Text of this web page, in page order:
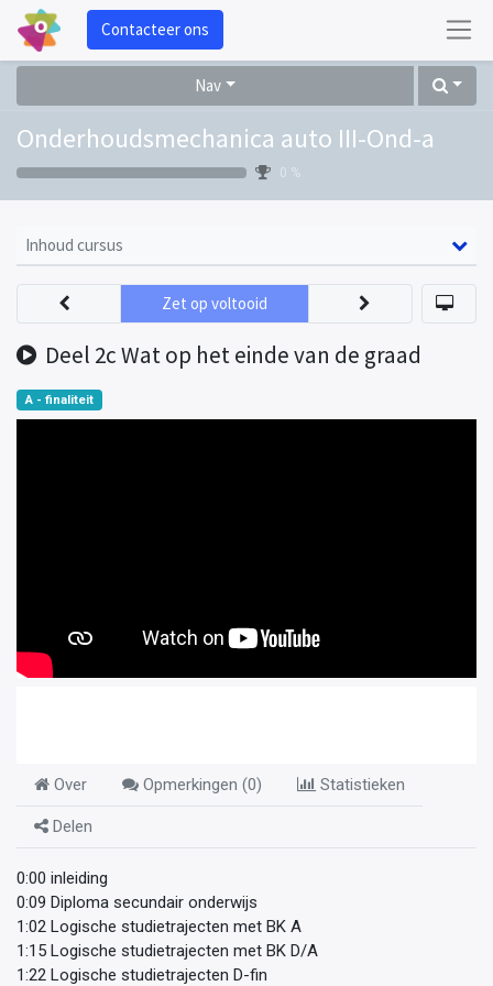
Contacteer ons
Nav
Onderhoudsmechanica auto III-Ond-a
0 %
Inhoud cursus
Deel 2c Wat op het einde van de graad
Zet op voltooid
A - finaliteit
Over Opmerkingen (0) Statistieken
Delen
0:00 inleiding
0:09 Diploma secundair onderwijs
1:02 Logische studietrajecten met BK A
1:15 Logische studietrajecten met BK D/A
1:22 Logische studietrajecten D-fin